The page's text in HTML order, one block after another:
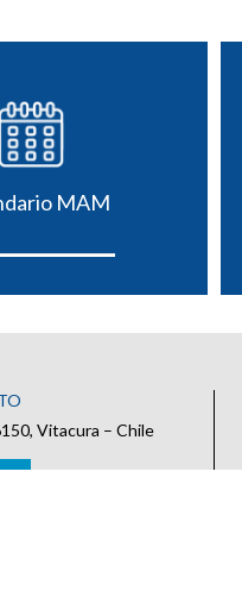
MAM
Vitacura – Chile